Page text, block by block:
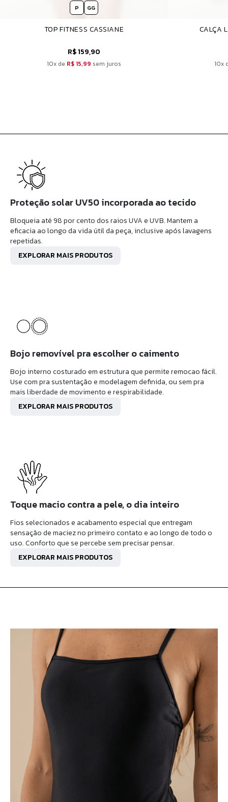
P GG
TOP FITNESS CASSIANE
R$ 159,90
10x de R$ 15,99 sem juros
CALÇA
10x
Proteção solar UV50 incorporada ao tecido
Bloqueia até 98 por cento dos raios UVA e UVB. Mantem a
eficacia ao longo da vida útil da peça, inclusive após lavagens
repetidas.
EXPLORAR MAIS PRODUTOS
Bojo removível pra escolher o caimento
Bojo interno costurado em estrutura que permite remocao fácil.
Use com pra sustentação e modelagem definida, ou sem pra
mais liberdade de movimento e respirabilidade.
EXPLORAR MAIS PRODUTOS
Toque macio contra a pele, o dia inteiro
Fios selecionados e acabamento especial que entregam
sensação de maciez no primeiro contato e ao longo de todo o
uso. Conforto que se percebe sem precisar pensar.
EXPLORAR MAIS PRODUTOS